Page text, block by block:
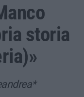
storia